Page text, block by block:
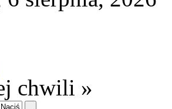
chwili »